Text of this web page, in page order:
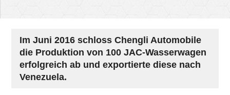
Im Juni 2016 schloss Chengli Automobile
die Produktion von 100 JAC-Wasserwagen
erfolgreich ab und exportierte diese nach
Venezuela.